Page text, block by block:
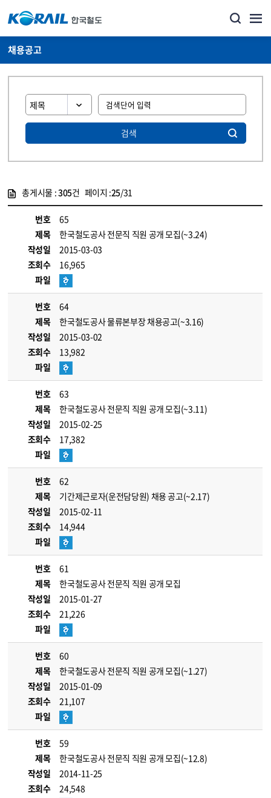
채용공고
검색
총게시물 :305건 페이지 :25/31
번호
65
제목
한국철도공사 전문직 직원 공개 모집(~3.24)
작성일
2015-03-03
조회수
16,965
파일
번호
64
제목
한국철도공사 물류본부장 채용공고(~3.16)
작성일
2015-03-02
조회수
13,982
파일
번호
63
제목
한국철도공사 전문직 직원 공개 모집(~3.11)
작성일
2015-02-25
조회수
17,382
파일
번호
62
제목
기간제근로자(운전담당원) 채용 공고(~2.17)
작성일
2015-02-11
조회수
14,944
파일
번호
61
제목
한국철도공사 전문직 직원 공개 모집
작성일
2015-01-27
조회수
21,226
파일
번호
60
제목
한국철도공사 전문직 직원 공개 모집(~1.27)
작성일
2015-01-09
조회수
21,107
파일
번호
59
제목
한국철도공사 전문직 직원 공개 모집(~12.8)
작성일
2014-11-25
조회수
24,548